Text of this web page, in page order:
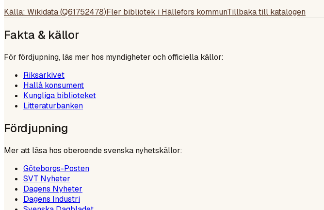
Källa: Wikidata (Q61752478)Fler bibliotek i Hällefors kommunTillbaka till katalogen
Fakta & källor
För fördjupning, läs mer hos myndigheter och officiella källor:
Riksarkivet
Hallå konsument
Kungliga biblioteket
Litteraturbanken
Fördjupning
Mer att läsa hos oberoende svenska nyhetskällor:
Göteborgs-Posten
SVT Nyheter
Dagens Nyheter
Dagens Industri